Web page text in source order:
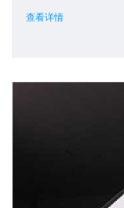
查看详情